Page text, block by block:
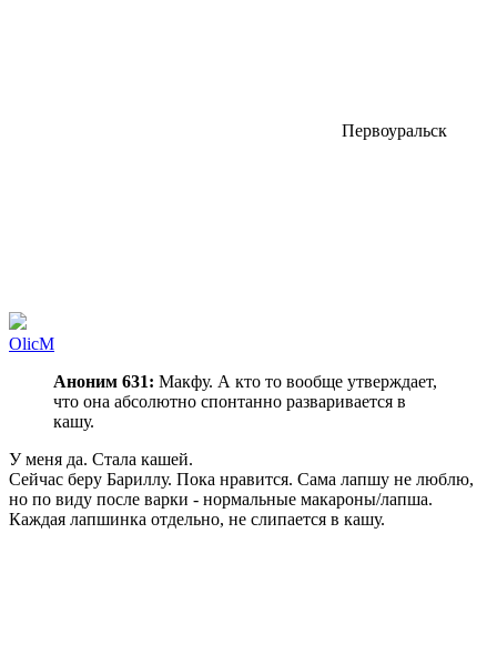
Первоуральск
OlicM
Аноним 631: Макфу. А кто то вообще утверждает,
что она абсолютно спонтанно разваривается в
кашу.
У меня да. Стала кашей.
Сейчас беру Бариллу. Пока нравится. Сама лапшу не люблю,
но по виду после варки - нормальные макароны/лапша.
Каждая лапшинка отдельно, не слипается в кашу.